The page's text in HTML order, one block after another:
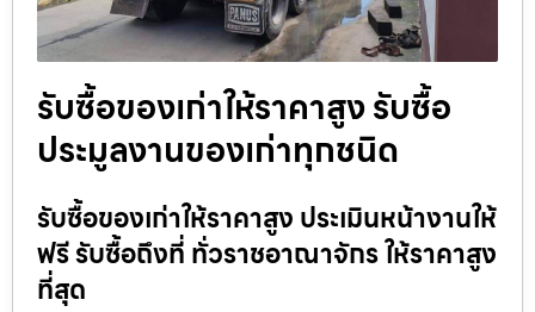
รับซื้อของเก่าให้ราคาสูง รับซื้อ
ประมูลงานของเก่าทุกชนิด
รับซื้อของเก่าให้ราคาสูง ประเมินหน้างานให้
ฟรี รับซื้อถึงที่ ทั่วราชอาณาจักร ให้ราคาสูง
ที่สุด